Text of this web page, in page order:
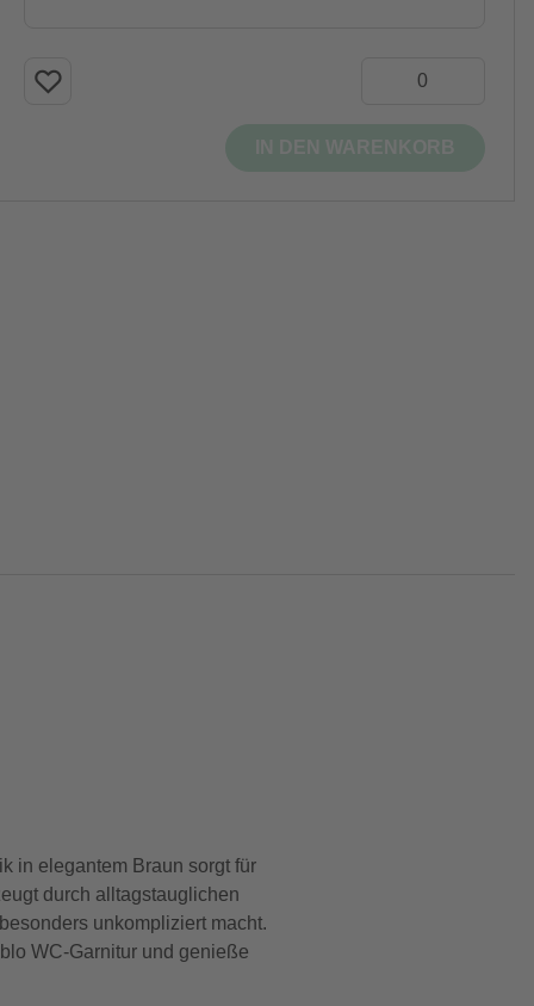
in elegantem Braun sorgt für
durch alltagstauglichen
unkompliziert macht.
WC-Garnitur und genieße